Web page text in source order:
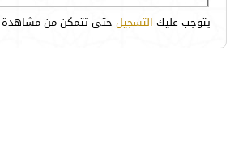
يتوجب عليك التسجيلحتى تتمكن من